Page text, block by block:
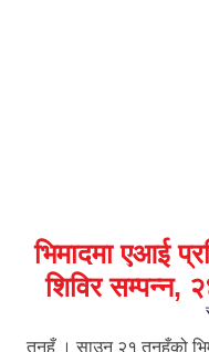
भिमादमा एआई
शिविर सम्पन्न,
तनहुँ । साउन २१ तनहुँको